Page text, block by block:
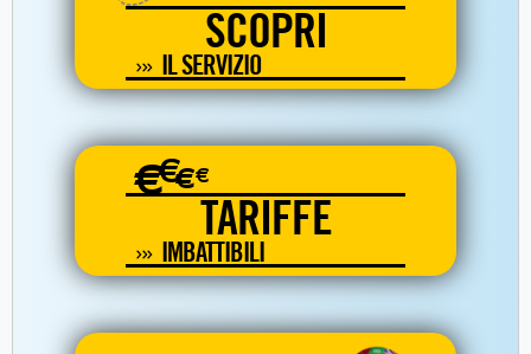
SCOPRI
IL SERVIZIO
€€€€
TARIFFE
IMBATTIBILI